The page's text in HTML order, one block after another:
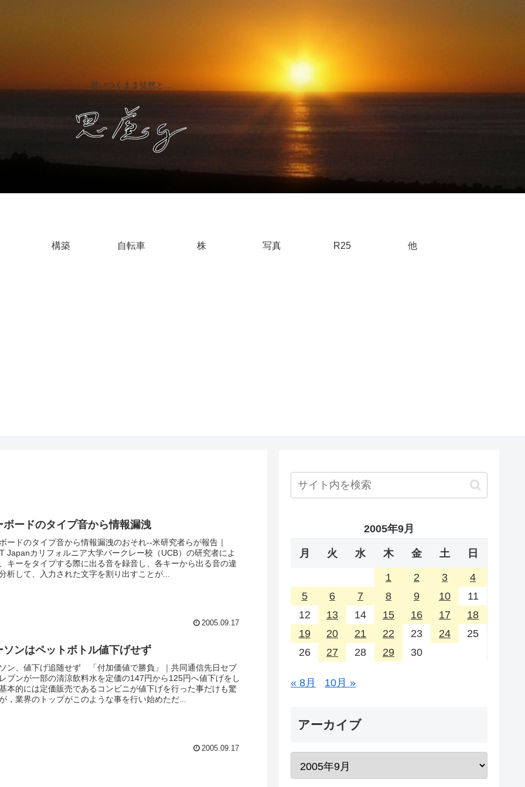
思いつくまま徒然と…
構築 自転車 株 写真 R25 他
ボードのタイプ音から情報漏洩
ードのタイプ音から情報漏洩のおそれ--米研究者らが報告｜
Japanカリフォルニア大学バークレー校（UCB）の研究者によ
キーをタイプする際に出る音を録音し、各キーから出る音の違
析して、入力された文字を割り出すことが...
2005.09.17
ソンはペットボトル値下げせず
ン、値下げ追随せず 「付加価値で勝負」｜共同通信先日セブ
ブンが一部の清涼飲料水を定価の147円から125円へ値下げをし
本的には定価販売であるコンビニが値下げを行った事だけも驚
，業界のトップがこのような事を行い始めただ...
2005.09.17
2005年9月
月 火 水 木 金 土 日
1 2 3
4
5
6 7 8 9 10
11
12
13 14 15 16 17
18
19
20 21 22 23 24
25
26
27 28 29 30
« 8月 10月 »
アーカイブ